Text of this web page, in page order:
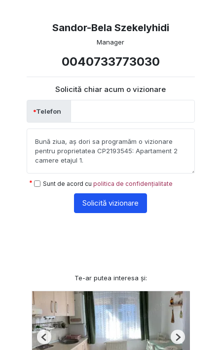
Sandor-Bela Szekelyhidi
Manager
0040733773030
Solicită chiar acum o vizionare
Telefon
Sunt de acord cu politica de confidențialitate
Solicită vizionare
Te-ar putea interesa și:
Previous Next